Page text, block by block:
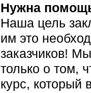
Нужна
Наша цель
им это
заказчиков!
только о том,
курс, который